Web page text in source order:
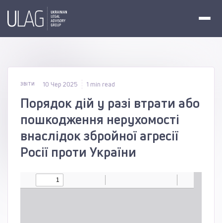
ЗВІТИ 10 Чер 2025 1 min read
Порядок дій у разі втрати або
пошкодження нерухомості
внаслідок збройної агресії
Росії проти України